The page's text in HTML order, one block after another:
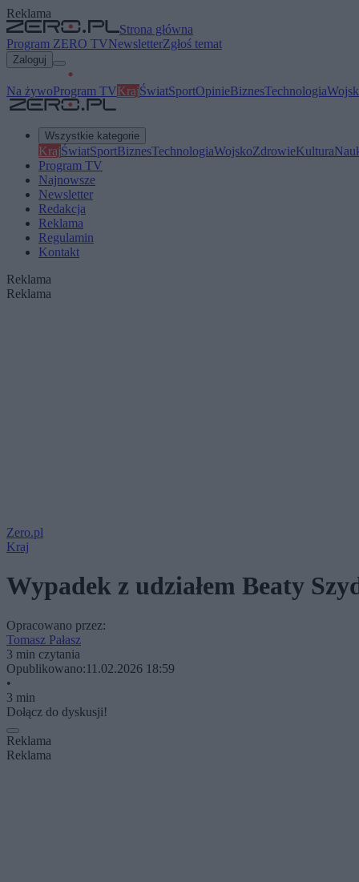
Reklama
Strona główna
Program ZERO TVNewsletterZgłoś temat
Zaloguj
Na żywoProgram TVKrajŚwiatSportOpinieBiznesTechnologia
Wszystkie kategorie
KrajŚwiatSportBiznesTechnologiaWojskoZdrowieKultura
Program TV
Najnowsze
Newsletter
Redakcja
Reklama
Regulamin
Kontakt
Reklama
Reklama
Zero.pl
Kraj
Wypadek z udziałem Beaty
Opracowano przez:
Tomasz Pałasz
3 min czytania
Opublikowano:11.02.2026 18:59
•
3 min
Dołącz do dyskusji!
Reklama
Reklama